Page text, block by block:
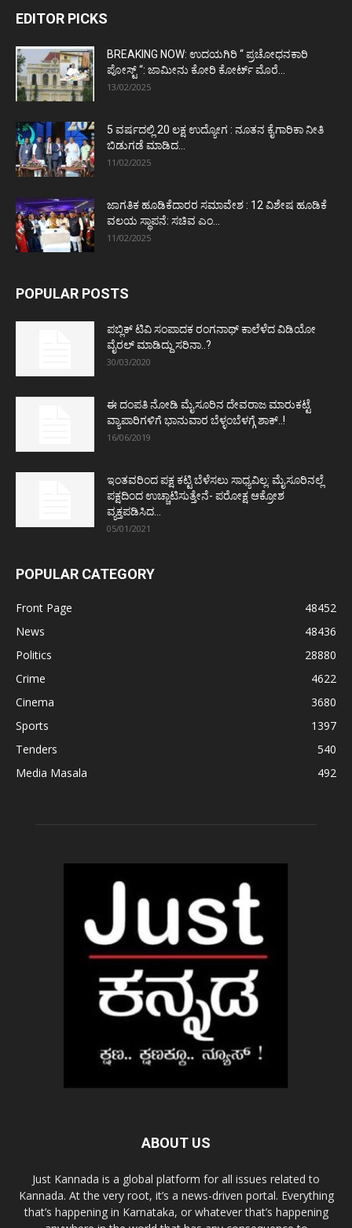
EDITOR PICKS
BREAKING NOW: ಉದಯಗಿರಿ “ ಪ್ರಚೋಧನಕಾರಿ
ಪೋಸ್ಟ್‌ “: ಜಾಮೀನು ಕೋರಿ ಕೋರ್ಟ್‌ ಮೊರೆ...
13/02/2025
5 ವರ್ಷದಲ್ಲಿ 20 ಲಕ್ಷ ಉದ್ಯೋಗ : ನೂತನ ಕೈಗಾರಿಕಾ ನೀತಿ
ಬಿಡುಗಡೆ ಮಾಡಿದ...
11/02/2025
ಜಾಗತಿಕ ಹೂಡಿಕೆದಾರರ ಸಮಾವೇಶ : 12 ವಿಶೇಷ ಹೂಡಿಕೆ
ವಲಯ ಸ್ಥಾಪನೆ: ಸಚಿವ ಎಂ...
11/02/2025
POPULAR POSTS
ಪಬ್ಲಿಕ್ ಟಿವಿ ಸಂಪಾದಕ ರಂಗನಾಥ್ ಕಾಲೆಳೆದ ವಿಡಿಯೋ
ವೈರಲ್ ಮಾಡಿದ್ದು ಸರಿನಾ..?
30/03/2020
ಈ ದಂಪತಿ ನೋಡಿ ಮೈಸೂರಿನ ದೇವರಾಜ ಮಾರುಕಟ್ಟೆ
ವ್ಯಾಪಾರಿಗಳಿಗೆ ಭಾನುವಾರ ಬೆಳ್ಳಂಬೆಳಗ್ಗೆ ಶಾಕ್..!
16/06/2019
ಇಂತವರಿಂದ ಪಕ್ಷ ಕಟ್ಟಿ ಬೆಳೆಸಲು ಸಾಧ್ಯವಿಲ್ಲ: ಮೈಸೂರಿನಲ್ಲೆ
ಪಕ್ಷದಿಂದ ಉಚ್ಚಾಟಿಸುತ್ತೇನೆ- ಪರೋಕ್ಷ ಆಕ್ರೋಶ
ವ್ಯಕ್ತಪಡಿಸಿದ...
05/01/2021
POPULAR CATEGORY
Front Page
48452
News
48436
Politics
28880
Crime
4622
Cinema
3680
Sports
1397
Tenders
540
Media Masala
492
ABOUT US
Just Kannada is a global platform for all issues related to
Kannada. At the very root, it’s a news-driven portal. Everything
that’s happening in Karnataka, or whatever that’s happening